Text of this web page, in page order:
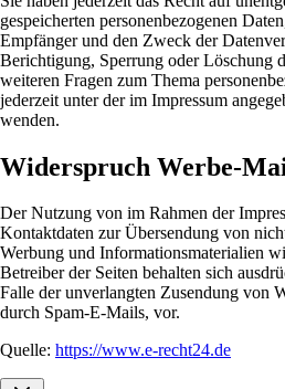
gespeicherten personenbezogenen
Empfänger und den Zweck der
Berichtigung, Sperrung oder Löschung
weiteren Fragen zum Thema
jederzeit unter der im Impressum
wenden.
Widerspruch Werbe-
Der Nutzung von im Rahmen der
Kontaktdaten zur Übersendung von
Werbung und Informationsmaterialien
Betreiber der Seiten behalten sich
Falle der unverlangten Zusendung von
durch Spam-E-Mails, vor.
Quelle: https://www.e-recht24.de